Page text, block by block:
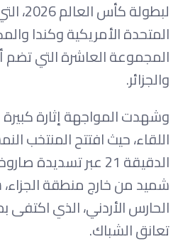
لبطولة
المتحدة الأمريكية وكندا
المجموعة العاشرة التي تضم
والجزائر.
وشهدت المواجهة إثارة
اللقاء، حيث افتتح المنتخب
الدقيقة 21 عبر
شميد من خارج منطقة
الحارس الأردني، الذي
تعانق الشباك.